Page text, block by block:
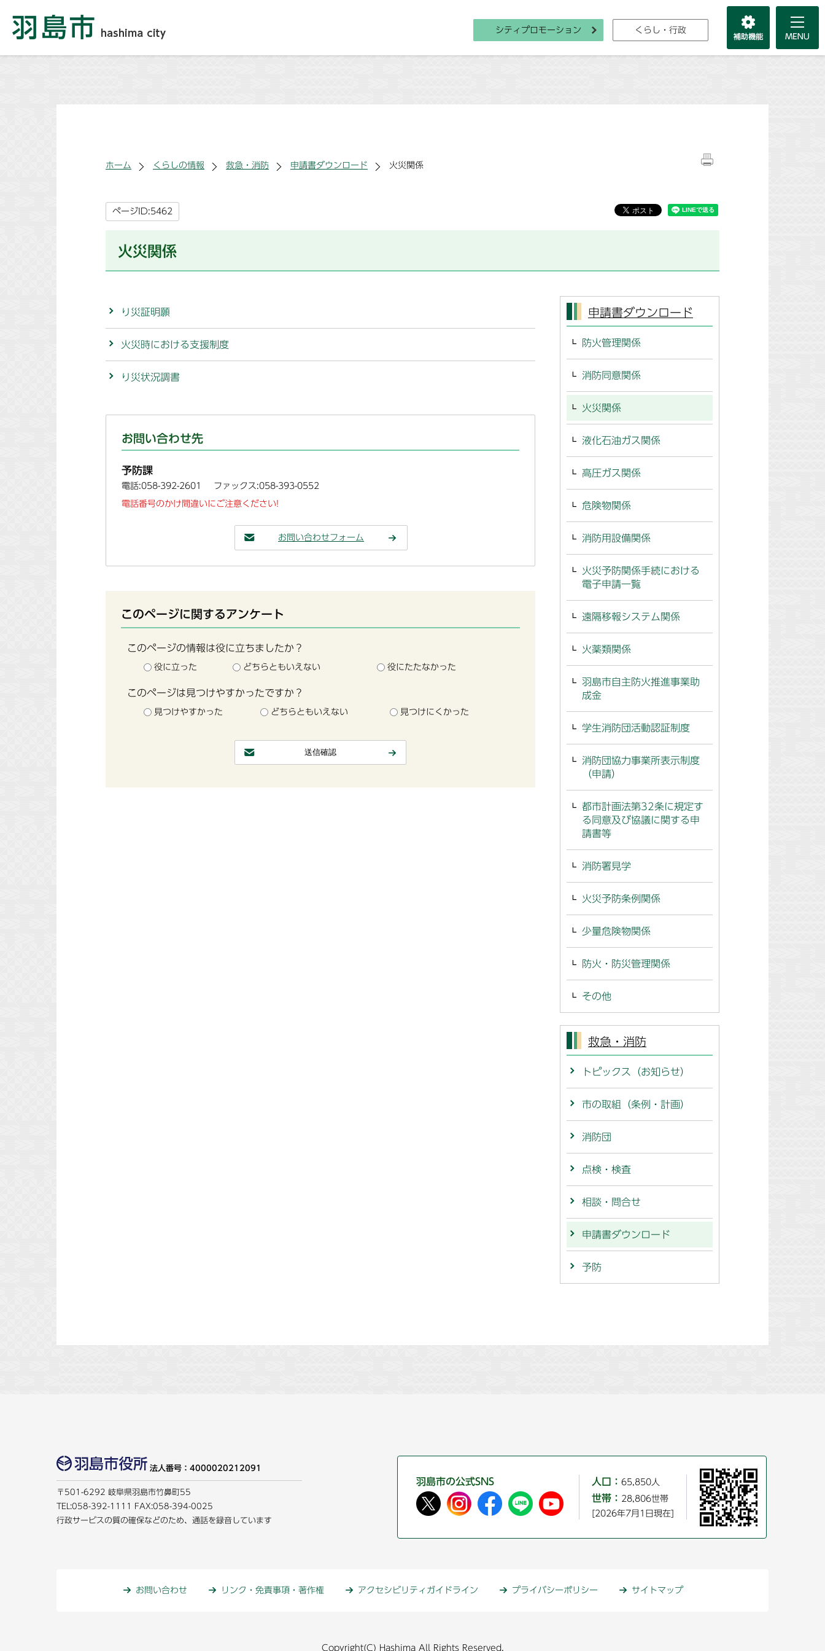
シティプロモーション くらし・行政
ホーム くらしの情報 救急・消防 申請書ダウンロード 火災関係
ページID:5462
火災関係
り災証明願
火災時における支援制度
り災状況調書
お問い合わせ先
予防課
電話:058-392-2601 ファックス:058-393-0552
電話番号のかけ間違いにご注意ください!
お問い合わせフォーム
このページに関するアンケート
このページの情報は役に立ちましたか？
役に立った どちらともいえない 役にたたなかった
このページは見つけやすかったですか？
見つけやすかった どちらともいえない 見つけにくかった
申請書ダウンロード
防火管理関係
消防同意関係
火災関係
液化石油ガス関係
高圧ガス関係
危険物関係
消防用設備関係
火災予防関係手続における
電子申請一覧
遠隔移報システム関係
火薬類関係
羽島市自主防火推進事業助
成金
学生消防団活動認証制度
消防団協力事業所表示制度
（申請）
都市計画法第32条に規定す
る同意及び協議に関する申
請書等
消防署見学
火災予防条例関係
少量危険物関係
防火・防災管理関係
その他
救急・消防
トピックス（お知らせ）
市の取組（条例・計画）
消防団
点検・検査
相談・問合せ
申請書ダウンロード
予防
法人番号：4000020212091
〒501-6292 岐阜県羽島市竹鼻町55
TEL:058-392-1111
FAX:058-394-0025
行政サービスの質の確保などのため、通話を録音しています
羽島市の公式SNS 人口： 65,850人
世帯： 28,806世帯
[2026年7月1日現在]
お問い合わせ リンク・免責事項・著作権 アクセシビリティガイドライン プライバシーポリシー サイトマップ
Copyright(C) Hashima All Rights Reserved.